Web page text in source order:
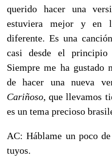
querido hacer una
estuviera mejor y en
diferente. Es una
casi desde el principio
Siempre me ha gustado
de hacer una nueva
Cariñoso, que llevamos
es un tema precioso
AC: Háblame un poco
tuyos.